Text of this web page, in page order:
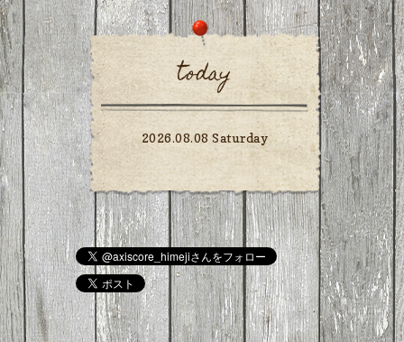
today
2026.08.08 Saturday